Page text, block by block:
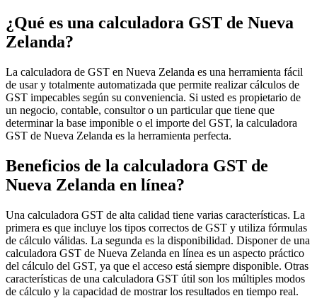
Todas las guías EuropaAméricaAsia-PacíficoÁfrica
¿Qué es una calculadora GST de Nueva
Zelanda?
La calculadora de GST en Nueva Zelanda es una herramienta fácil
de usar y totalmente automatizada que permite realizar cálculos de
GST impecables según su conveniencia. Si usted es propietario de
un negocio, contable, consultor o un particular que tiene que
determinar la base imponible o el importe del GST, la calculadora
GST de Nueva Zelanda es la herramienta perfecta.
Beneficios de la calculadora GST de
Nueva Zelanda en línea?
Una calculadora GST de alta calidad tiene varias características. La
primera es que incluye los tipos correctos de GST y utiliza fórmulas
de cálculo válidas. La segunda es la disponibilidad. Disponer de una
calculadora GST de Nueva Zelanda en línea es un aspecto práctico
del cálculo del GST, ya que el acceso está siempre disponible. Otras
características de una calculadora GST útil son los múltiples modos
de cálculo y la capacidad de mostrar los resultados en tiempo real.